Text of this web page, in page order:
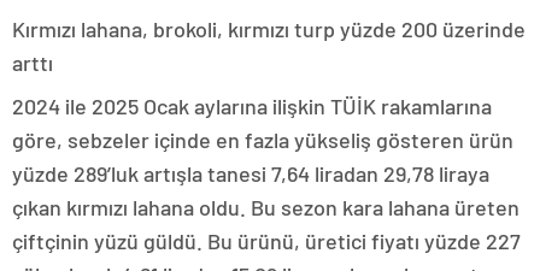
Kırmızı lahana, brokoli, kırmızı turp yüzde 200 üzerinde
arttı
2024 ile 2025 Ocak aylarına ilişkin TÜİK rakamlarına
göre, sebzeler içinde en fazla yükseliş gösteren ürün
yüzde 289’luk artışla tanesi 7,64 liradan 29,78 liraya
çıkan kırmızı lahana oldu. Bu sezon kara lahana üreten
çiftçinin yüzü güldü. Bu ürünü, üretici fiyatı yüzde 227